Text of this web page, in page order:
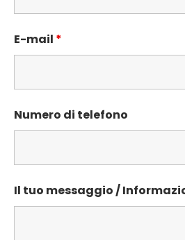
E-mail *
Numero di telefono
Il tuo messaggio /